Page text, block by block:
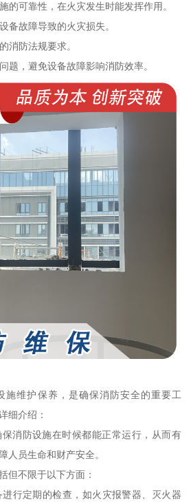
的可靠性，在火灾发生时能发挥作用。
备故障导致的火灾损失。
消防法规要求。
题，避免设备故障影响消防效率。
施维护保养，是确保消防安全的重要工
细介绍：
消防设施在时候都能正常运行，从而有
人员生命和财产安全。
但不限于以下方面：
行定期的检查，如火灾报警器、灭火器